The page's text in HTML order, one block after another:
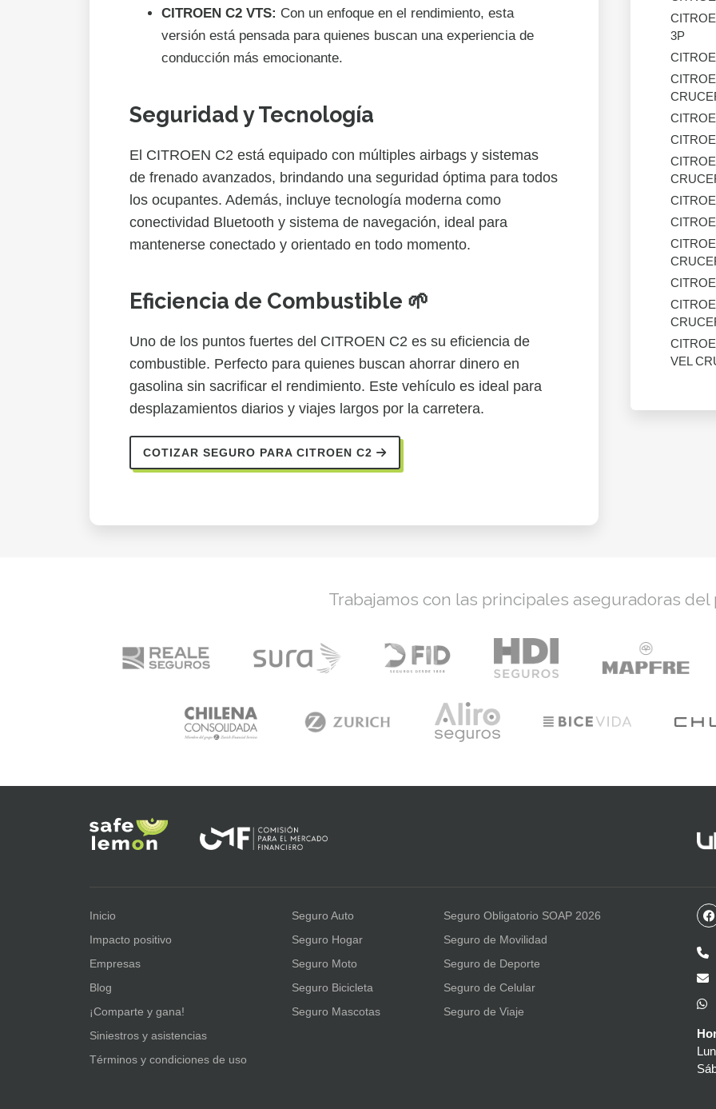
CITROEN C2 VTS: Con un enfoque en el rendimiento, esta
versión está pensada para quienes buscan una experiencia de
conducción más emocionante.
Seguridad y Tecnología
El CITROEN C2 está equipado con múltiples airbags y sistemas
de frenado avanzados, brindando una seguridad óptima para todos
los ocupantes. Además, incluye tecnología moderna como
conectividad Bluetooth y sistema de navegación, ideal para
mantenerse conectado y orientado en todo momento.
Eficiencia de Combustible 🌱
Uno de los puntos fuertes del CITROEN C2 es su eficiencia de
combustible. Perfecto para quienes buscan ahorrar dinero en
gasolina sin sacrificar el rendimiento. Este vehículo es ideal para
desplazamientos diarios y viajes largos por la carretera.
COTIZAR SEGURO PARA CITROEN C2
3P
VEL
Trabajamos con las principales aseguradoras del
Inicio
Impacto positivo
Empresas
Blog
¡Comparte y gana!
Siniestros y asistencias
Términos y condiciones de uso
Seguro Auto
Seguro Hogar
Seguro Moto
Seguro Bicicleta
Seguro Mascotas
Seguro Obligatorio SOAP 2026
Seguro de Movilidad
Seguro de Deporte
Seguro de Celular
Seguro de Viaje